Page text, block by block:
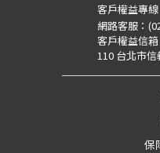
客戶權益專線
網路客服：
客戶權益信箱
110 台北市
保